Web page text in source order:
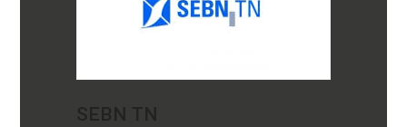
SEBN TN